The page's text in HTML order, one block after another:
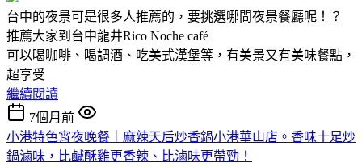
台中的夜景可是很多人推薦的，要挑選哪間夜景餐廳呢！？
推薦大家到台中龍井Rico Noche café
可以喝咖啡、喝調酒、吃美式漢堡等，有美景又有美味餐點，
超享受
繼續閱讀
7個月前
小港特色宵夜晚餐｜麻辣天后炒香鍋小港華山店。香味十足炒
鍋滷味，比鹹酥雞更香辣、比滷味更帶勁！